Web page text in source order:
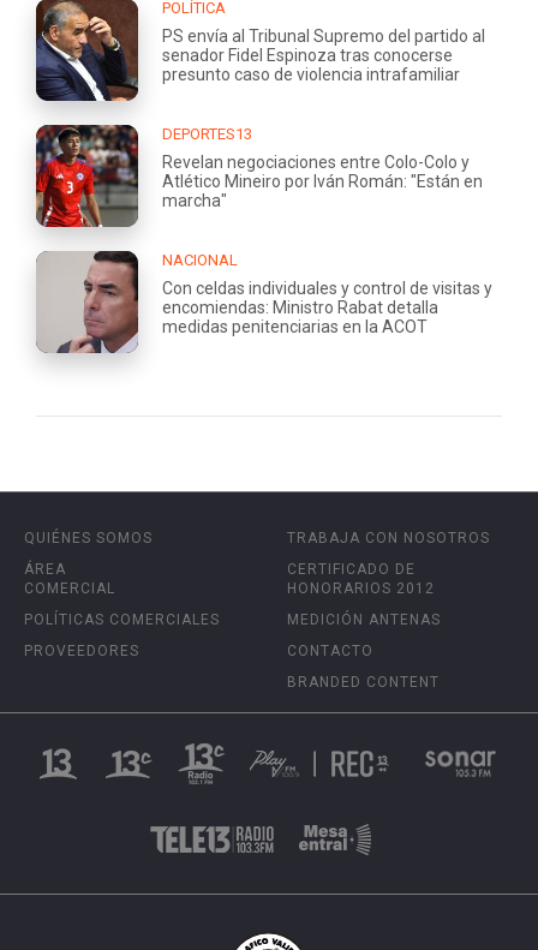
POLÍTICA
PS envía al Tribunal Supremo del partido al
senador Fidel Espinoza tras conocerse
presunto caso de violencia intrafamiliar
DEPORTES13
Revelan negociaciones entre Colo-Colo y
Atlético Mineiro por Iván Román: "Están en
marcha"
NACIONAL
Con celdas individuales y control de visitas y
encomiendas: Ministro Rabat detalla
medidas penitenciarias en la ACOT
QUIÉNES SOMOS
ÁREA
COMERCIAL
POLÍTICAS COMERCIALES
PROVEEDORES
TRABAJA CON NOSOTROS
CERTIFICADO DE
HONORARIOS 2012
MEDICIÓN ANTENAS
CONTACTO
BRANDED CONTENT